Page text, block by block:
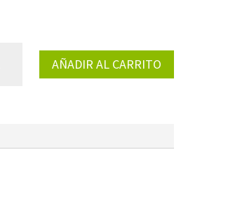
AÑADIR AL CARRITO